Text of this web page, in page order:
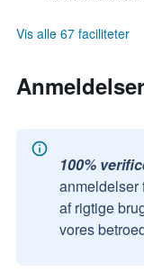
Vis alle 67 faciliteter
100%
anmeldelser
af rigtige
vores